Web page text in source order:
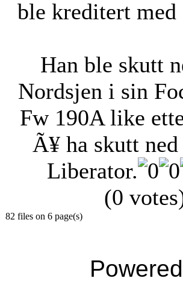
ble kreditert med
Han ble skutt
Nordsjen i sin
Fw 190A like
Ã¥ ha skutt
Liberator.
(0
82 files on 6 page(s)